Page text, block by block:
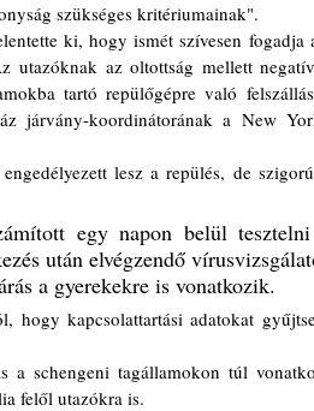
szükséges kritériumainak".
utazóknak az oltottság mellett
tartó repülőgépre való
járvány-koordinátorának a New
egy napon belül
után elvégzendő
a gyerekekre is vonatkozik.
a schengeni tagállamokon túl
felől utazókra is.